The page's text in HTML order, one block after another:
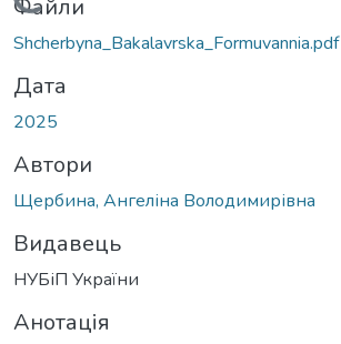
Файли
Shcherbyna_Bakalavrska_Formuvannia.pdf
Дата
2025
Автори
Щербина, Ангеліна Володимирівна
Видавець
НУБіП України
Анотація